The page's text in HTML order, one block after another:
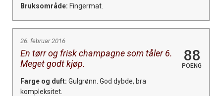
Bruksområde: Fingermat.
26. februar 2016
En tørr og frisk champagne som tåler 6.
Meget godt kjøp.
88
POENG
Farge og duft: Gulgrønn. God dybde, bra
kompleksitet.